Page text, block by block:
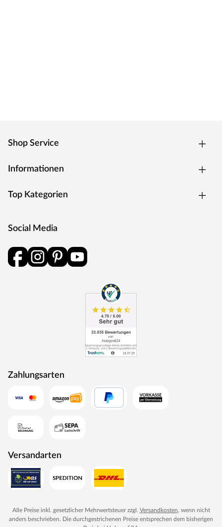
Shop Service
Informationen
Top Kategorien
Social Media
Zahlungsarten
Versandarten
Alle Preise inkl. gesetzlicher Mehrwertsteuer zzgl. Versandkosten, wenn nicht
anders beschrieben. Die durchgestrichenen Preise entsprechen dem bisherigen